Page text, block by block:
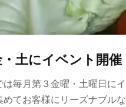
土にイベント開催
は毎月第３金曜・土曜日に
てお客様にリーズナブル